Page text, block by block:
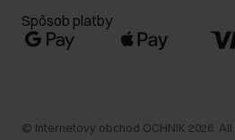
Spôsob platby
© Internetový obchod OCHNIK 2026 .